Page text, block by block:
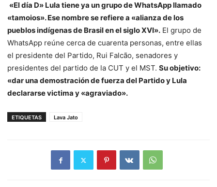
«El día D» Lula tiene ya un grupo de WhatsApp llamado
«tamoios». Ese nombre se refiere a «alianza de los
pueblos indígenas de Brasil en el siglo XVI». El grupo de
WhatsApp reúne cerca de cuarenta personas, entre ellas
el presidente del Partido, Rui Falcão, senadores y
presidentes del partido de la CUT y el MST. Su objetivo:
«dar una demostración de fuerza del Partido y Lula
declararse victima y «agraviado».
ETIQUETAS Lava Jato